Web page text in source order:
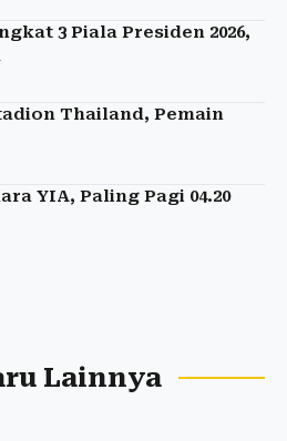
3 Piala Presiden 2026,
Thailand, Pemain
YIA, Paling Pagi 04.20
Lainnya